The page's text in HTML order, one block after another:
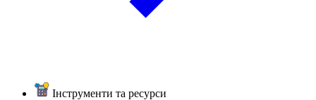
Інструменти та ресурси